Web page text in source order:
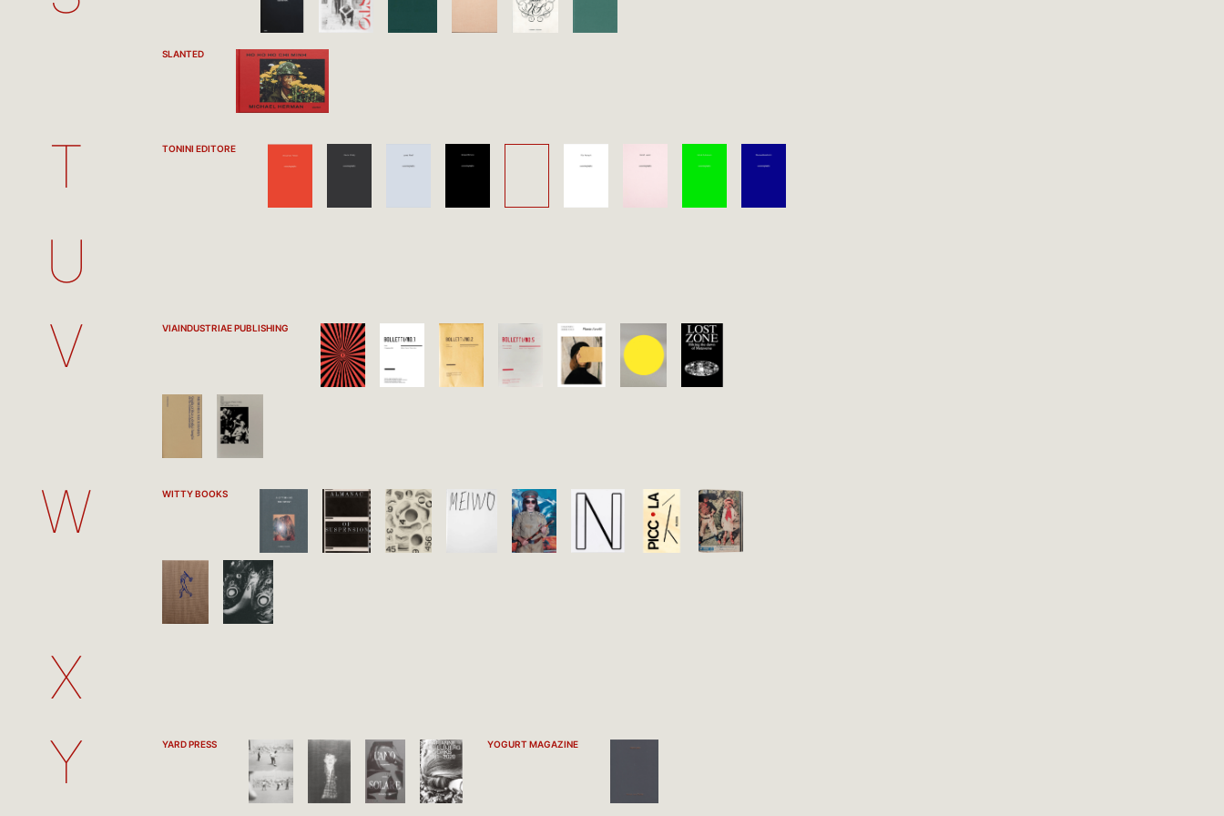
SLANTED
T TONINI EDITORE
U
V
VIAINDUSTRIAE PUBLISHING
W WITTY BOOKS
X
Y
YARD PRESS YOGURT MAGAZINE